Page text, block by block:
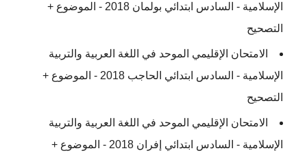
الإسلامية - السادس ابتدائي بولمان 2018 - الموضوع +
التصحيح
الامتحان الإقليمي الموحد في اللغة العربية والتربية
الإسلامية - السادس ابتدائي الحاجب 2018 - الموضوع +
التصحيح
الامتحان الإقليمي الموحد في اللغة العربية والتربية
الإسلامية - السادس ابتدائي إفران 2018 - الموضوع +